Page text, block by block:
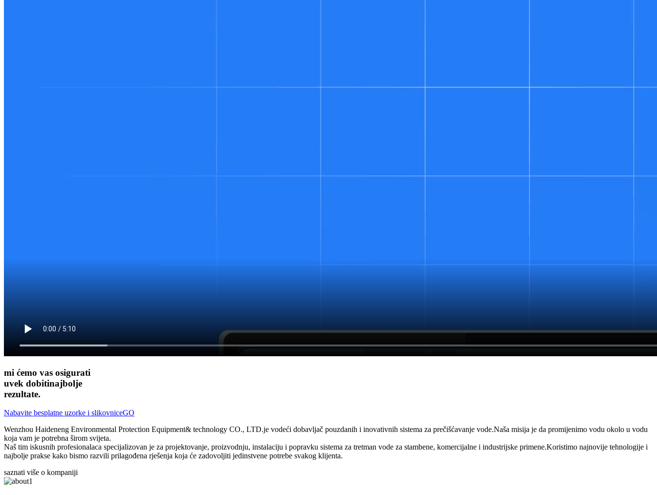
mi ćemo vas osigurati
uvek dobitinajbolje
rezultate.
Nabavite besplatne uzorke i slikovniceGO
Wenzhou Haideneng Environmental Protection Equipment& technology CO., LTD.je vodeći dobavljač pouzdanih i inovativnih sistema za prečišćavanje vode.Naša misija je da promijenimo vodu okolo u vodu
koja vam je potrebna širom svijeta.
Naš tim iskusnih profesionalaca specijalizovan je za projektovanje, proizvodnju, instalaciju i popravku sistema za tretman vode za stambene, komercijalne i industrijske primene.Koristimo najnovije tehnologije i
najbolje prakse kako bismo razvili prilagođena rješenja koja će zadovoljiti jedinstvene potrebe svakog klijenta.
saznati više o kompaniji